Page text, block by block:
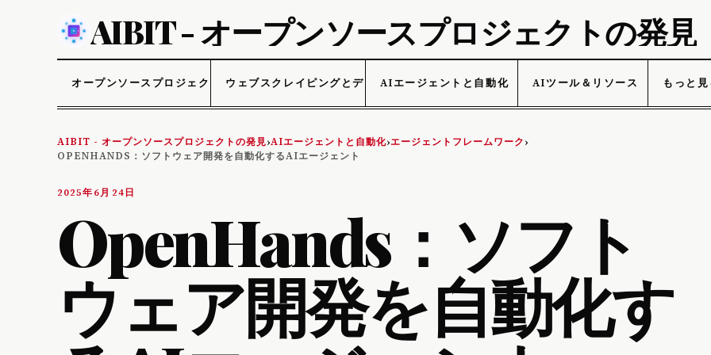
AIBIT - オープンソースプロジェクトの発見
オープンソースプロジェクト ウェブスクレイピングとデータAIエージェントと自動化 AIツール＆リソース もっと見
AIBIT - オープンソースプロジェクトの発見›AIエージェントと自動化›エージェントフレームワーク›
OPENHANDS：ソフトウェア開発を自動化するAIエージェント
2025年6月24日
OpenHands：ソフト
ウェア開発を自動化す